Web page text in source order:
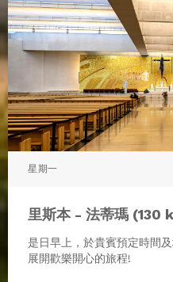
星期一
里斯本 - 法蒂瑪 (130
是日早上，於貴賓預定時間
展開歡樂開心的旅程!